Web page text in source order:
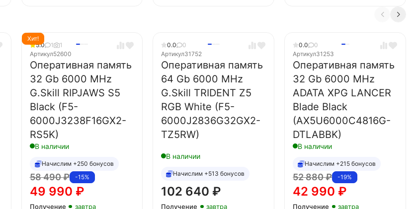
Хит!
5.0
1
1
Артикул52600
Оперативная память
32 Gb 6000 MHz
G.Skill RIPJAWS S5
Black (F5-
6000J3238F16GX2-
RS5K)
В наличии
Начислим +250 бонусов
-15%
58 490₽
49 990 ₽
Получение завтра
0.0
0
Артикул31752
Оперативная память
64 Gb 6000 MHz
G.Skill TRIDENT Z5
RGB White (F5-
6000J2836G32GX2-
TZ5RW)
В наличии
Начислим +513 бонусов
102 640 ₽
Получение завтра
0.0
0
Артикул31253
Оперативная память
32 Gb 6000 MHz
ADATA XPG LANCER
Blade Black
(AX5U6000C4816G-
DTLABBK)
В наличии
Начислим +215 бонусов
-19%
52 880₽
42 990 ₽
Получение завтра